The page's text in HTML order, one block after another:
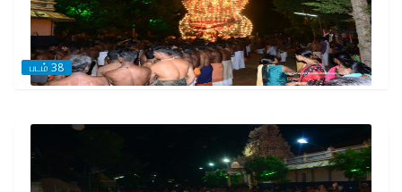
படம் 38